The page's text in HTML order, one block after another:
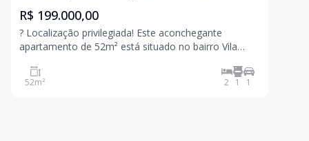
R$ 199.000,00
? Localização privilegiada! Este aconchegante
apartamento de 52m² está situado no bairro Vila
Árvores,
52m² 2 1 1